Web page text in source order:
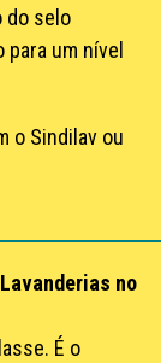
do selo
um nível
o Sindilav ou
no
É o